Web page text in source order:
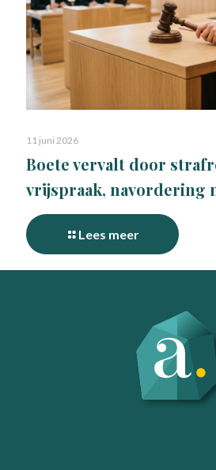
11 juni 2026
Boete vervalt door
vrijspraak, navordering
Lees meer